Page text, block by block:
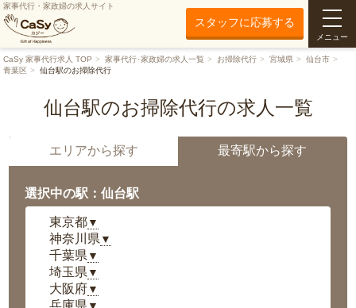
家事代行・家政婦の求人サイト
スタッフに応募する
メニュー
CaSy 家事代行求人 TOP 家事代行･家政婦の求人一覧 お掃除代行 宮城県
仙台市
青葉区
仙台駅のお掃除代行
仙台駅のお掃除代行の求人一覧
エリアから探す 最寄駅から探す
選択中の駅：仙台駅
東京都▼
神奈川県 ▼
千葉県 ▼
埼玉県 ▼
大阪府▼
兵庫県